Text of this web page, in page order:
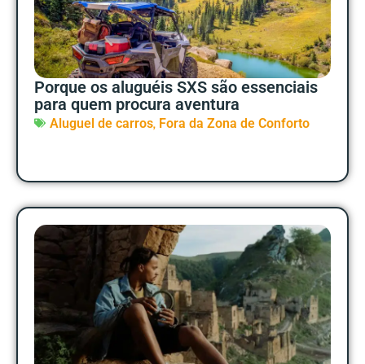
Porque os aluguéis SXS são essenciais
para quem procura aventura
Aluguel de carros, Fora da Zona de Conforto